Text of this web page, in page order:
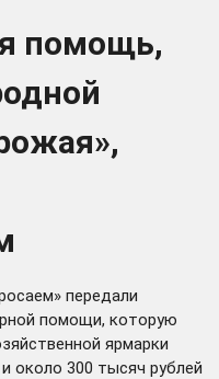
помощь,
передали
помощи, которую
ярмарки
около 300 тысяч рублей